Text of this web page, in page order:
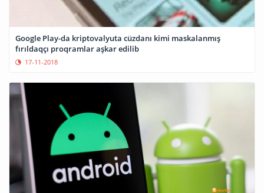
Google Play-da kriptovalyuta cüzdanı kimi maskalanmış
fırıldaqçı proqramlar aşkar edilib
17-11-2018